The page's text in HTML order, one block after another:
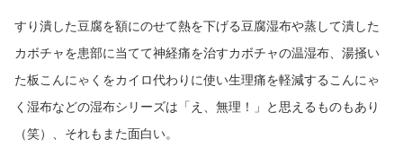
すり潰した豆腐を額にのせて熱を下げる豆腐湿布や蒸して潰した
カボチャを患部に当てて神経痛を治すカボチャの温湿布、湯掻い
た板こんにゃくをカイロ代わりに使い生理痛を軽減するこんにゃ
く湿布などの湿布シリーズは「え、無理！」と思えるものもあり
（笑）、それもまた面白い。